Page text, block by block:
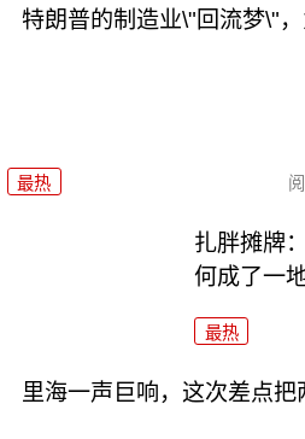
特朗普的制造业\"回流梦\"，
最热
扎胖摊牌
何成了一
最热
里海一声巨响，这次差点把